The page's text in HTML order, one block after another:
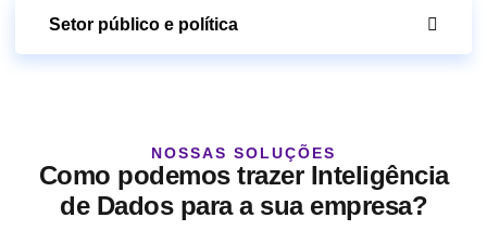
Setor público e política
NOSSAS SOLUÇÕES
Como podemos trazer Inteligência
de Dados para a sua empresa?